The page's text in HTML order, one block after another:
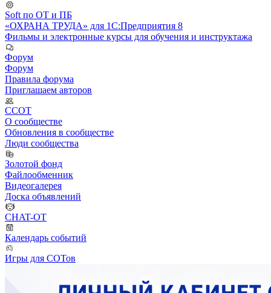
Soft по ОТ и ПБ
«ОХРАНА ТРУДА» для 1С:Предприятия 8
Фильмы и электронные курсы для обучения и инструктажа
Форум
Форум
Правила форума
Приглашаем авторов
ССОТ
О сообществе
Обновления в сообществе
Люди сообщества
Золотой фонд
Файлообменник
Видеогалерея
Доска объявлений
CHAT-OT
Календарь событий
Игры для СОТов